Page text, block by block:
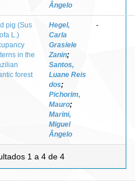
Ângelo
pig (Sus
L.)
in the
forest
Hegel,
Carla
Grasiele
Zanin;
Santos,
Luane Reis
dos;
Pichorim,
Mauro;
Marini,
Miguel
Ângelo
-
1 a 4 de 4